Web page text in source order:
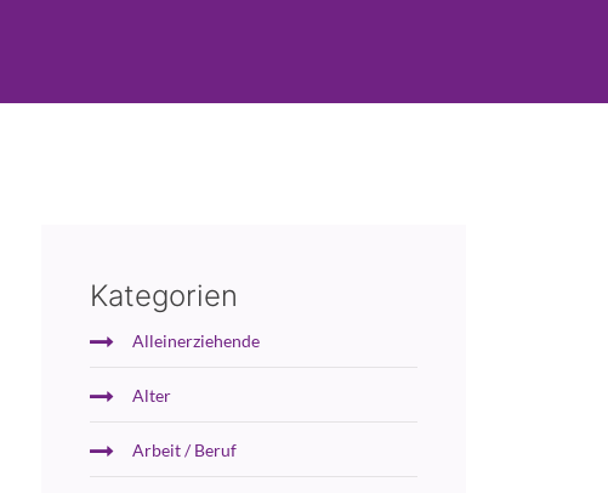
Kategorien
Alleinerziehende
Alter
Arbeit / Beruf